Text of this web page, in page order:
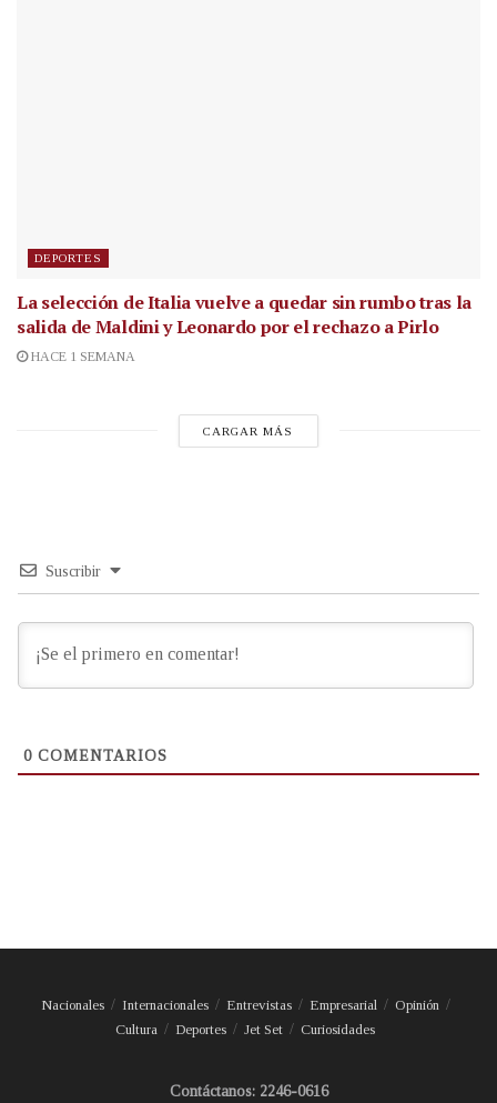
DEPORTES
La selección de Italia vuelve a quedar sin rumbo tras la
salida de Maldini y Leonardo por el rechazo a Pirlo
HACE 1 SEMANA
CARGAR MÁS
Suscribir
0 COMENTARIOS
Nacionales Internacionales Entrevistas Empresarial
Opinión
Cultura
Deportes Jet Set Curiosidades
Contáctanos: 2246-0616